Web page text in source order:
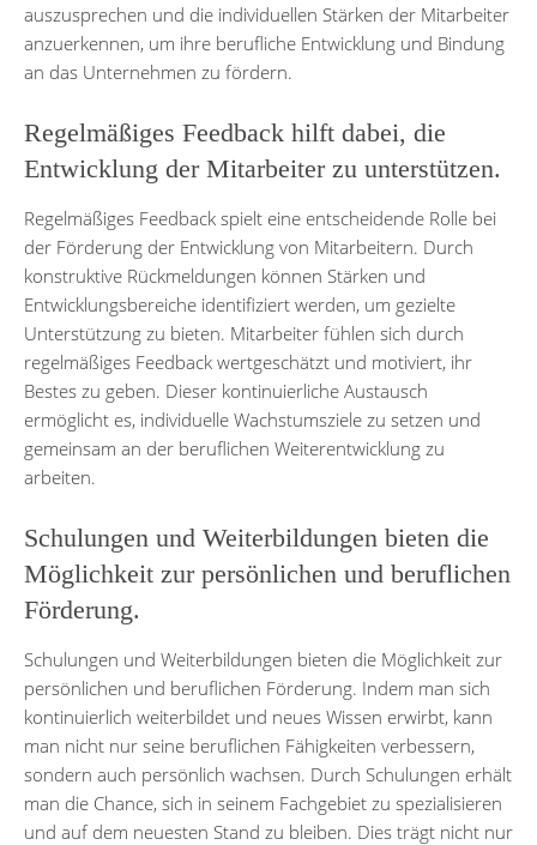
auszusprechen und die individuellen Stärken der Mitarbeiter
anzuerkennen, um ihre berufliche Entwicklung und Bindung
an das Unternehmen zu fördern.
Regelmäßiges Feedback hilft dabei, die
Entwicklung der Mitarbeiter zu unterstützen.
Regelmäßiges Feedback spielt eine entscheidende Rolle bei
der Förderung der Entwicklung von Mitarbeitern. Durch
konstruktive Rückmeldungen können Stärken und
Entwicklungsbereiche identifiziert werden, um gezielte
Unterstützung zu bieten. Mitarbeiter fühlen sich durch
regelmäßiges Feedback wertgeschätzt und motiviert, ihr
Bestes zu geben. Dieser kontinuierliche Austausch
ermöglicht es, individuelle Wachstumsziele zu setzen und
gemeinsam an der beruflichen Weiterentwicklung zu
arbeiten.
Schulungen und Weiterbildungen bieten die
Möglichkeit zur persönlichen und beruflichen
Förderung.
Schulungen und Weiterbildungen bieten die Möglichkeit zur
persönlichen und beruflichen Förderung. Indem man sich
kontinuierlich weiterbildet und neues Wissen erwirbt, kann
man nicht nur seine beruflichen Fähigkeiten verbessern,
sondern auch persönlich wachsen. Durch Schulungen erhält
man die Chance, sich in seinem Fachgebiet zu spezialisieren
und auf dem neuesten Stand zu bleiben. Dies trägt nicht nur